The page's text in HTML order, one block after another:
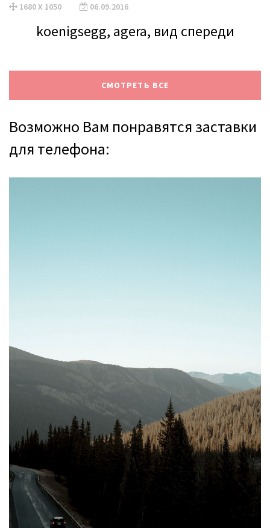
1680 X 1050 06.09.2016
koenigsegg, agera, вид спереди
СМОТРЕТЬ ВСЕ
Возможно Вам понравятся заставки
для телефона: